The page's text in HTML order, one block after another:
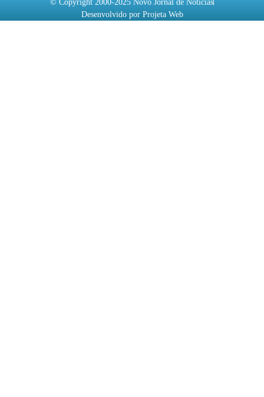
© Copyright 2000-2025 Novo Jornal de Notícias
Desenvolvido por Projeta Web